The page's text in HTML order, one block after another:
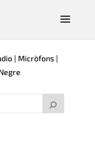
| Micròfons|